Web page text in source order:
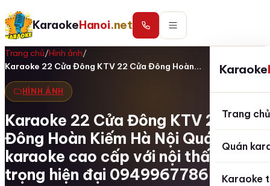
KaraokeHanoi.net
Karaoke
Trang chủ
Quán
Karaoke
Trang chủ/Hình ảnh/
Karaoke 22 Cửa Đông KTV 22 Cửa Đông Hoàn…
HÌNH ẢNH
Karaoke 22 Cửa Đông KTV 22 Cửa
Đông Hoàn Kiếm Hà Nội Quán
karaoke cao cấp với nội thất sang
trọng hiện đại 0949967786